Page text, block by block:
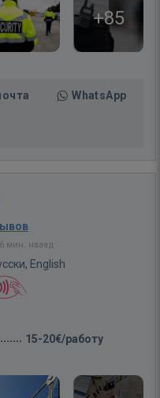
+85
WhatsApp
мин. назад
English
15-20€/работу